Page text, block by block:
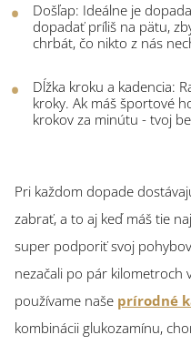
Došľap: Ideálne je
dopadať príliš na pätu,
chrbát, čo nikto z nás
Dĺžka kroku a kadencia:
kroky. Ak máš športové
krokov za minútu - tvoj
Pri každom dopade
zabrať, a to aj keď máš tie
super podporiť svoj
nezačali po pár kilometroch
používame naše prírodné
kombinácii glukozamínu,